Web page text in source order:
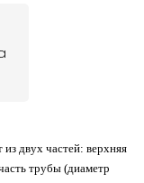
из двух частей: верхняя
трубы (диаметр